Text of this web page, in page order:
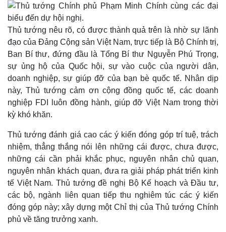
Chứng khoán
Thủ tướng nêu rõ, có được thành quả trên là nhờ sự lãnh
đạo của Đảng Cộng sản Việt Nam, trực tiếp là Bộ Chính trị,
Ban Bí thư, đứng đầu là Tổng Bí thư Nguyễn Phú Trọng,
sự ủng hộ của Quốc hội, sự vào cuộc của người dân,
doanh nghiệp, sự giúp đỡ của bạn bè quốc tế. Nhân dịp
này, Thủ tướng cảm ơn cộng đồng quốc tế, các doanh
nghiệp FDI luôn đồng hành, giúp đỡ Việt Nam trong thời
kỳ khó khăn.
Thủ tướng đánh giá cao các ý kiến đóng góp trí tuệ, trách
nhiệm, thẳng thắng nói lên những cái được, chưa được,
những cái cần phải khắc phục, nguyên nhân chủ quan,
nguyên nhân khách quan, đưa ra giải pháp phát triển kinh
tế Việt Nam. Thủ tướng đề nghị Bộ Kế hoạch và Đầu tư,
các bộ, ngành liên quan tiếp thu nghiêm túc các ý kiến
đóng góp này; xây dựng một Chỉ thị của Thủ tướng Chính
phủ về tăng trưởng xanh.